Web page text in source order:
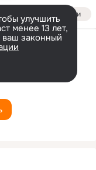
Войти
улучшить
менее 13 лет,
законный